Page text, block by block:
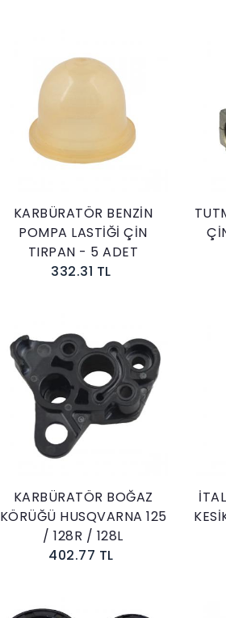
KARBÜRATÖR BENZİN
POMPA LASTİĞİ ÇİN
TIRPAN - 5 ADET
332.31 TL
Sepete Ekle
KARBÜRATÖR BOĞAZ
KÖRÜĞÜ HUSQVARNA 125
/ 128R / 128L
402.77 TL